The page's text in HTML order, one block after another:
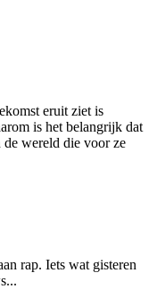
eruit ziet is
is het belangrijk dat
wereld die voor ze
rap. Iets wat gisteren